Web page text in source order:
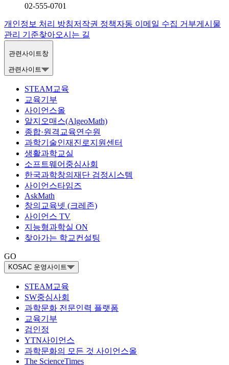
02-555-0701
개인정보 처리 방침저작권 정책자동 이메일 수집 거부게시물
관리 기준찾아오시는 길
관련사이트창
관련사이트
STEAM교육
교육기부
사이언스올
알지오매스(AlgeoMath)
종합·원격교육연수원
과학기술인재진로지원센터
생활과학교실
소프트웨어중심사회
한국과학창의재단 검정시스템
사이언스타임즈
AskMath
창의교육넷 (크레존)
사이언스 TV
지능형과학실 ON
찾아가는 학교컨설팅
GO
KOSAC 운영사이트
STEAM교육
SW중심사회
과학문화 전문인력 플랫폼
교육기부
검인정
YTN사이언스
과학문화의 모든 것 사이언스올
The ScienceTimes